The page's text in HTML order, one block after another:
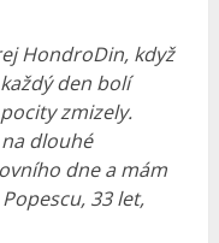
HondroDin, když
den bolí
zmizely.
dlouhé
dne a mám
33 let,